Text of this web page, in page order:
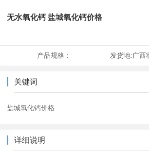
无水氧化钙 盐城氧化钙价格
产品规格： 发货地:广西
关键词
盐城氧化钙价格
详细说明